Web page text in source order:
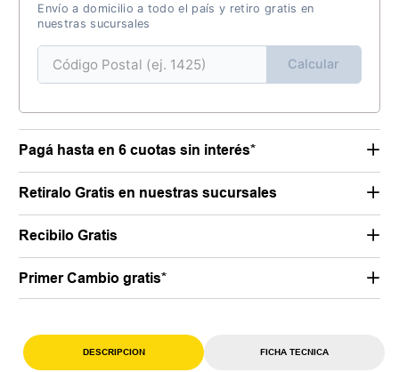
Calcular Envío y Retiro
Envío a domicilio a todo el país y retiro gratis en
nuestras sucursales
Pagá hasta en 6 cuotas sin interés*
Retiralo Gratis en nuestras sucursales
Recibilo Gratis
Primer Cambio gratis*